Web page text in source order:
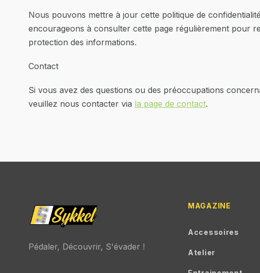
Nous pouvons mettre à jour cette politique de
encourageons à consulter cette page régulièrement pour
protection des informations.
Contact
Si vous avez des questions ou des préoccupations
veuillez nous contacter via la page de contact.
Pédaler, Découvrir, S'évader !
MAGAZINE
Accessoires
Atelier